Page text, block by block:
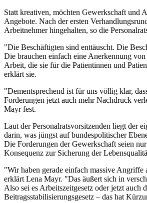
Statt kreativen, möchten Gewerkschaft und
Angebote. Nach der ersten
Arbeitnehmer hingehalten, so die
"Die Beschäftigten sind enttäuscht. Die
Die brauchen einfach eine Anerkennung
Arbeit, die sie für die Patientinnen und
erklärt sie.
"Dementsprechend ist für uns völlig klar,
Forderungen jetzt auch mehr Nachdruck
Mayr fest.
Laut der Personalratsvorsitzenden liegt der
darin, was jüngst auf bundespolitischer
Die Forderungen der Gewerkschaft seien
Konsequenz zur Sicherung der
"Wir haben gerade einfach massive Angriffe
erklärt Lena Mayr. "Das äußert sich in
Also sei es Arbeitszeitgesetz oder jetzt auch
Beitragsstabilisierungsgesetz – das hat